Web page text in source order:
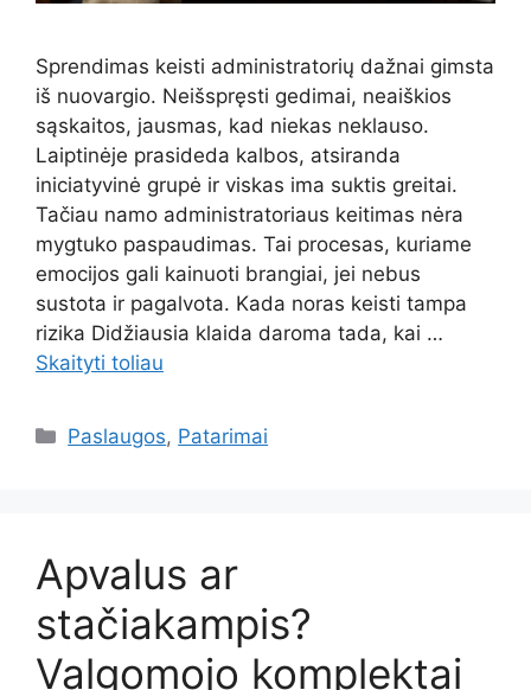
Sprendimas keisti administratorių dažnai gimsta
iš nuovargio. Neišspręsti gedimai, neaiškios
sąskaitos, jausmas, kad niekas neklauso.
Laiptinėje prasideda kalbos, atsiranda
iniciatyvinė grupė ir viskas ima suktis greitai.
Tačiau namo administratoriaus keitimas nėra
mygtuko paspaudimas. Tai procesas, kuriame
emocijos gali kainuoti brangiai, jei nebus
sustota ir pagalvota. Kada noras keisti tampa
rizika Didžiausia klaida daroma tada, kai …
Skaityti toliau
Kategorijos
Paslaugos, Patarimai
Apvalus ar
stačiakampis?
Valgomojo komplektai